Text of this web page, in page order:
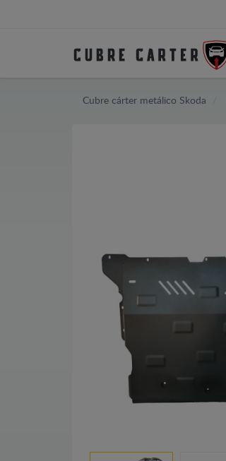
Cubre cárter metálico Skoda